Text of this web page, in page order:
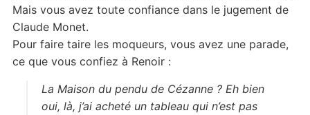
Mais vous avez toute confiance dans le jugement de
Claude Monet.
Pour faire taire les moqueurs, vous avez une parade,
ce que vous confiez à Renoir :
La Maison du pendu de Cézanne ? Eh bien
oui, là, j’ai acheté un tableau qui n’est pas